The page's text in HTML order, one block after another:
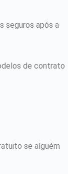
seguros após a
de contrato
se alguém